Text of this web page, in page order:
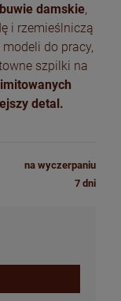
damskie,
i rzemieślniczą
do pracy,
szpilki na
detal.
na wyczerpaniu
7 dni